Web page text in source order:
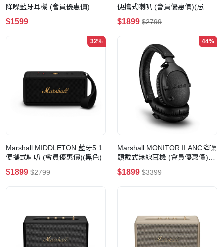
降噪藍牙耳機 (會員優惠價)
$1599
便攜式喇叭 (會員優惠價)(忌廉
白)
$1899 $2799
32%
Marshall MIDDLETON 藍牙5.1
便攜式喇叭 (會員優惠價)(黑色)
$1899 $2799
44%
Marshall MONITOR II ANC降噪
頭戴式無線耳機 (會員優惠價)
(60週年特別版)
$1899 $3399